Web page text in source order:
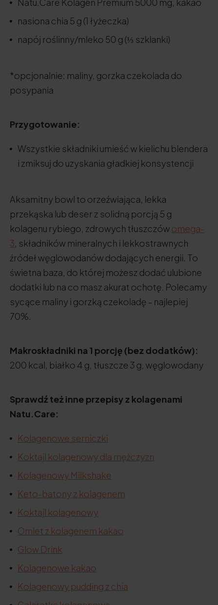
nasiona chia 5 g (1 łyżeczka)
napój roślinny/mleko 50 g (⅓ szklanki)
*opcjonalnie: maliny, gorzka czekolada do
posypania
Przygotowanie:
Wszystkie składniki umieść w kielichu blendera
i zmiksuj do uzyskania gładkiej konsystencji
Aksamitny bowl to orzeźwiająca, lekka
przekąska lub deser z solidną porcją 5 g
kolagenu rybiego, zdrowych tłuszczówomega-
3 , składników mineralnych i lekkostrawnych
źródeł węglowodanów dodających energii. To
świetna baza, do której możesz dodać ulubione
dodatki lub na co masz akurat ochotę. Polecamy
sycące maliny i gorzką czekoladę – najlepiej
70%.
Makroskładniki na 1 porcję (bez dodatków):
200 kcal, białko 4 g, tłuszcze 3 g, węglowodany
Sprawdź też inne przepisy z kolagenami
Natu.Care:
Kolagenowe serniczki
Koktajl kolagenowy dla mężczyzn
Kolagenowy Milkshake
Keto-batony z kolagenem
Koktajl kolagenowy
Omlet z kolagenem kakao
Glow Drink
Kolagenowe kakao
Kolagenowy pudding z chia